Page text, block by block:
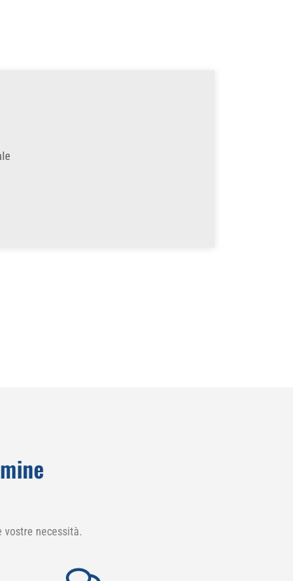
vostre necessità.